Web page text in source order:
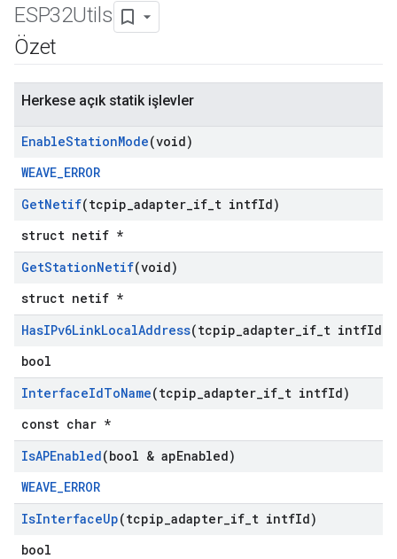
ESP32Utils
Özet
Herkese açık statik işlevler
EnableStationMode(void)
WEAVE_ERROR
GetNetif(tcpip adapter if t intfId)
struct netif *
GetStationNetif(void)
struct netif *
HasIPv6LinkLocalAddress(tcpip adapter if t intfId)
bool
InterfaceIdToName(tcpip adapter if t intfId)
const char *
IsAPEnabled(bool & apEnabled)
WEAVE_ERROR
IsInterfaceUp(tcpip adapter if t intfId)
bool